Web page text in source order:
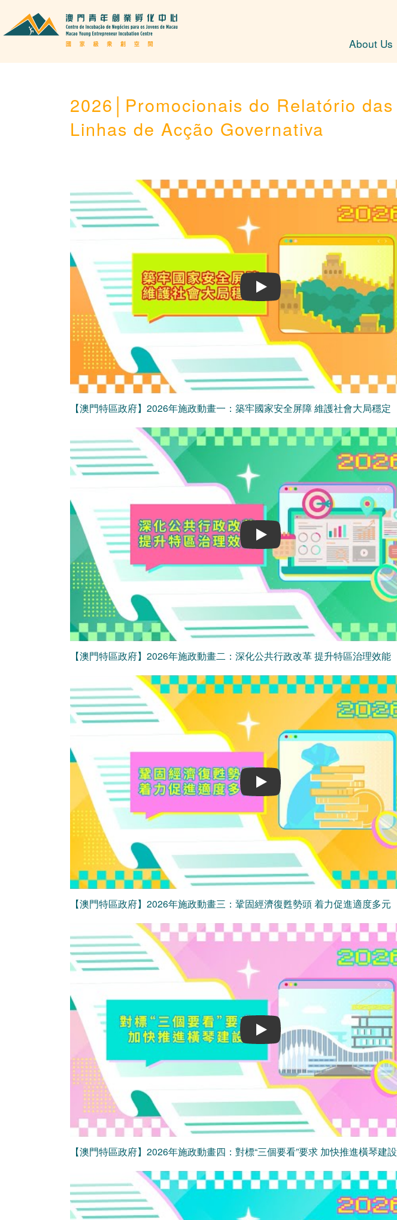
About Us
2026│Promocionais do Relatório das
Linhas de Acção Governativa
Play
【澳門特區政府】2026年施政動畫一：築牢國家安全屏障 維護社會大局穩定
Play
【澳門特區政府】2026年施政動畫二：深化公共行政改革 提升特區治理效能
Play
【澳門特區政府】2026年施政動畫三：鞏固經濟復甦勢頭 着力促進適度多元
Play
【澳門特區政府】2026年施政動畫四：對標“三個要看”要求 加快推進橫琴建設